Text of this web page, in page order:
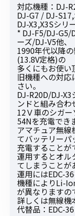
対応機種：DJ-
DJ-G7 / DJ-
DJ-X3,X3Sシリ
* DJ-F5/DJ-G5/
ーズ/DJ-V5他、
1990年代以降
(13.8V定格)の
多くにもお使い
旧機種への対応
さい。
DJ-R20D/DJ-
ンドと組み合わ
12Ｖ車のシガ
54Nを充電でき
アマチュア無線
てバッテリーパ
充電することが
運用するとオル
てしまうことが
運用にはEDC-
機種によりLi-
が異なりますの
詳しくは無線機
代替品：EDC-36